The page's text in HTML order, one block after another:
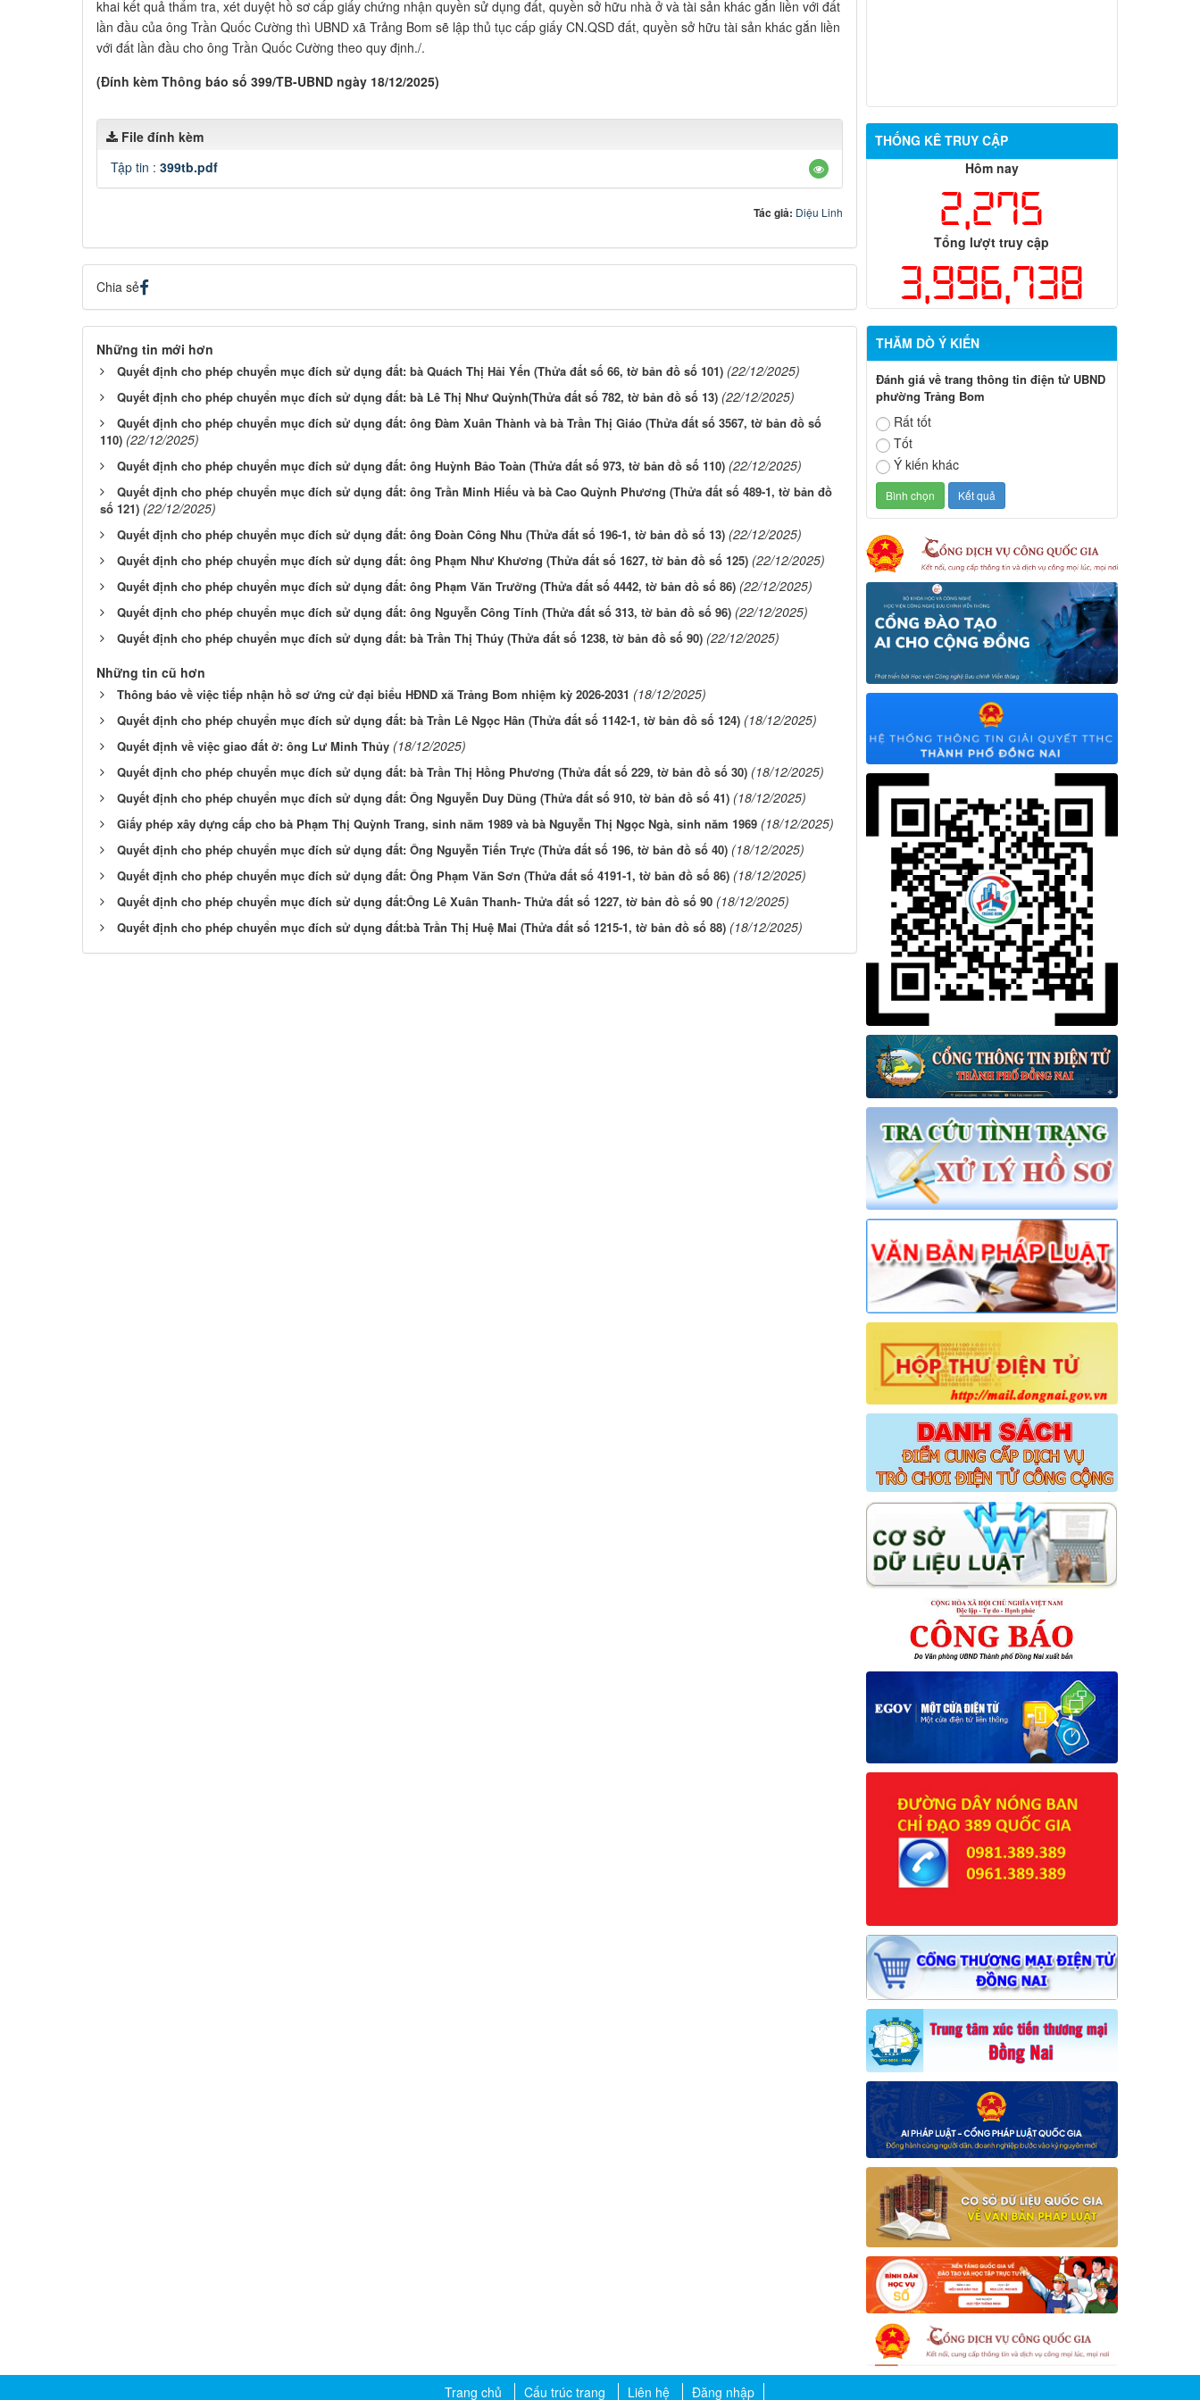
khai kết quả thẩm tra, xét duyệt hồ sơ cấp giấy chứng nhận quyền sử dụng đất, quyền sở hữu nhà ở và tài sản khác gắn liền với đất
lần đầu của ông Trần Quốc Cường thì UBND xã Trảng Bom sẽ lập thủ tục cấp giấy CN.QSD đất, quyền sở hữu tài sản khác gắn liền
với đất lần đầu cho ông Trần Quốc Cường theo quy định./.
(Đính kèm Thông báo số 399/TB-UBND ngày 18/12/2025)
File đính kèm
Tập tin : 399tb.pdf
Tác giả: Diệu Linh
Chia sẻ
Những tin mới hơn
Quyết định cho phép chuyển mục đích sử dụng đất: bà Quách Thị Hải Yến (Thửa đất số 66, tờ bản đồ số 101) (22/12/2025)
Quyết định cho phép chuyển mục đích sử dụng đất: bà Lê Thị Như Quỳnh(Thửa đất số 782, tờ bản đồ số 13) (22/12/2025)
Quyết định cho phép chuyển mục đích sử dụng đất: ông Đàm Xuân Thành và bà Trần Thị Giáo (Thửa đất số 3567, tờ bản đồ số
110) (22/12/2025)
Quyết định cho phép chuyển mục đích sử dụng đất: ông Huỳnh Bảo Toàn (Thửa đất số 973, tờ bản đồ số 110) (22/12/2025)
Quyết định cho phép chuyển mục đích sử dụng đất: ông Trần Minh Hiếu và bà Cao Quỳnh Phương (Thửa đất số 489-1, tờ bản đồ
số 121) (22/12/2025)
Quyết định cho phép chuyển mục đích sử dụng đất: ông Đoàn Công Nhu (Thửa đất số 196-1, tờ bản đồ số 13) (22/12/2025)
Quyết định cho phép chuyển mục đích sử dụng đất: ông Phạm Như Khương (Thửa đất số 1627, tờ bản đồ số 125) (22/12/2025)
Quyết định cho phép chuyển mục đích sử dụng đất: ông Phạm Văn Trưởng (Thửa đất số 4442, tờ bản đồ số 86) (22/12/2025)
Quyết định cho phép chuyển mục đích sử dụng đất: ông Nguyễn Công Tính (Thửa đất số 313, tờ bản đồ số 96) (22/12/2025)
Quyết định cho phép chuyển mục đích sử dụng đất: bà Trần Thị Thúy (Thửa đất số 1238, tờ bản đồ số 90) (22/12/2025)
Những tin cũ hơn
Thông báo về việc tiếp nhận hồ sơ ứng cử đại biểu HĐND xã Trảng Bom nhiệm kỳ 2026-2031 (18/12/2025)
Quyết định cho phép chuyển mục đích sử dụng đất: bà Trần Lê Ngọc Hân (Thửa đất số 1142-1, tờ bản đồ số 124) (18/12/2025)
Quyết định về việc giao đất ở: ông Lư Minh Thủy (18/12/2025)
Quyết định cho phép chuyển mục đích sử dụng đất: bà Trần Thị Hồng Phương (Thửa đất số 229, tờ bản đồ số 30) (18/12/2025)
Quyết định cho phép chuyển mục đích sử dụng đất: Ông Nguyễn Duy Dũng (Thửa đất số 910, tờ bản đồ số 41) (18/12/2025)
Giấy phép xây dựng cấp cho bà Phạm Thị Quỳnh Trang, sinh năm 1989 và bà Nguyễn Thị Ngọc Ngà, sinh năm 1969 (18/12/2025)
Quyết định cho phép chuyển mục đích sử dụng đất: Ông Nguyễn Tiến Trực (Thửa đất số 196, tờ bản đồ số 40) (18/12/2025)
Quyết định cho phép chuyển mục đích sử dụng đất: Ông Phạm Văn Sơn (Thửa đất số 4191-1, tờ bản đồ số 86) (18/12/2025)
Quyết định cho phép chuyển mục đích sử dụng đất:Ông Lê Xuân Thanh- Thửa đất số 1227, tờ bản đồ số 90 (18/12/2025)
Quyết định cho phép chuyển mục đích sử dụng đất:bà Trần Thị Huệ Mai (Thửa đất số 1215-1, tờ bản đồ số 88) (18/12/2025)
THỐNG KÊ TRUY CẬP
Hôm nay
2,275
Tổng lượt truy cập
3,996,738
THĂM DÒ Ý KIẾN
Đánh giá về trang thông tin điện tử UBND
phường Trảng Bom
Rất tốt
Tốt
Ý kiến khác
Trang chủ Cấu trúc trang Liên hệ Đăng nhập